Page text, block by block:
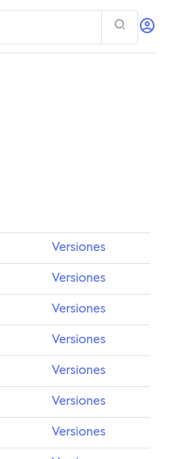
Versiones
Versiones
Versiones
Versiones
Versiones
Versiones
Versiones